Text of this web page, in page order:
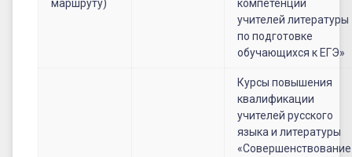
маршруту)
компетенций
учителей литературы
по подготовке
обучающихся к ЕГЭ»
Курсы повышения
квалификации
учителей русского
языка и литературы
«Совершенствование